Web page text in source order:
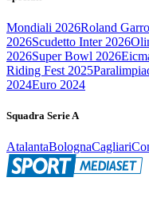
Mondiali 2026Roland
2026Scudetto Inter 2026
2026Super Bowl 2026
Riding Fest 2025
2024Euro 2024
Squadra Serie A
AtalantaBolognaCagliari